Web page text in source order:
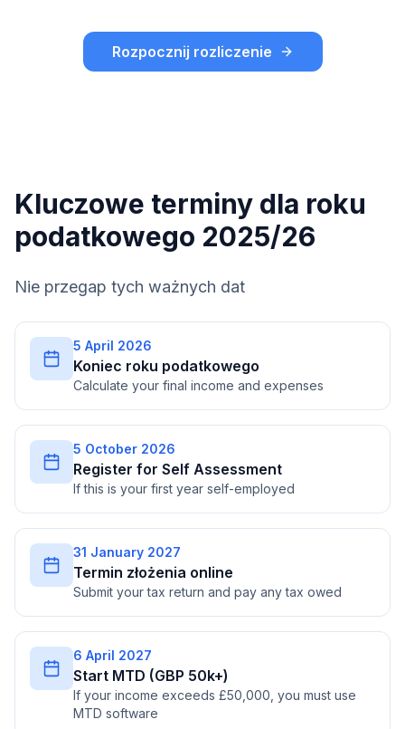
Rozpocznij rozliczenie
Kluczowe terminy dla roku
podatkowego 2025/26
Nie przegap tych ważnych dat
5 April 2026
Koniec roku podatkowego
Calculate your final income and expenses
5 October 2026
Register for Self Assessment
If this is your first year self-employed
31 January 2027
Termin złożenia online
Submit your tax return and pay any tax owed
6 April 2027
Start MTD (GBP 50k+)
If your income exceeds £50,000, you must use
MTD software